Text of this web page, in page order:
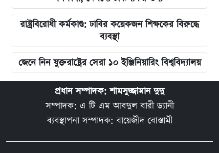
রাষ্ট্রবিরোধী কর্মকাণ্ড: ঢাবির কয়েকজন শিক্ষকের বিরুদ্ধে
ব্যবস্থা
জেনে নিন যুক্তরাষ্ট্রের সেরা ১০ ইঞ্জিনিয়ারিং বিশ্ববিদ্যালয়
প্রধান সম্পাদক: শামসুজ্জামান দুদু
সম্পাদক: এ টি এম আবদুল বারী ড্যানী
ব্যবস্থাপনা সম্পাদক: বায়েজীদ বোস্তামী